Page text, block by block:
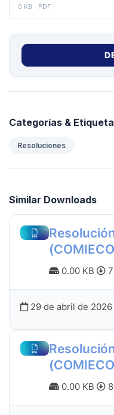
0 KB PDF
Categorías &
Resoluciones
Similar Downloads
0.00 KB
29 de abril de 2026
0.00 KB